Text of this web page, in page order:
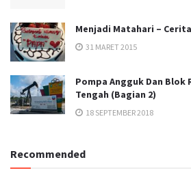
Menjadi Matahari –
31 MARET 2015
Pompa Angguk Dan Blok
Tengah (Bagian 2)
18 SEPTEMBER 2018
Recommended